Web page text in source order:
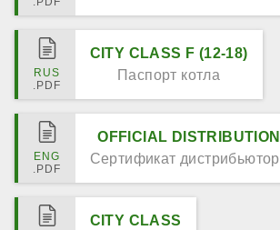
CITY CLASS F (12-18)
Паспорт котла
OFFICIAL DISTRIBUTION
Сертификат
CITY CLASS